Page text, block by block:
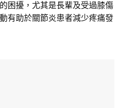
困擾，尤其是長輩及受過膝傷
有助於關節炎患者減少疼痛發